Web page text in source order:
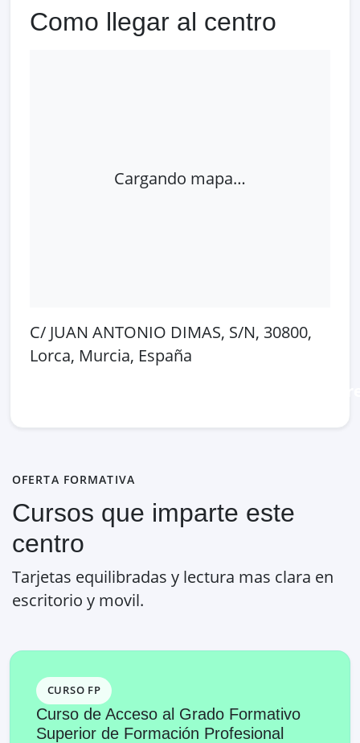
Como llegar al centro
Cargando mapa…
C/ JUAN ANTONIO DIMAS, S/N, 30800,
Lorca, Murcia, España
OFERTA FORMATIVA
Cursos que imparte este
centro
Tarjetas equilibradas y lectura mas clara en
escritorio y movil.
CURSO FP
Curso de Acceso al Grado Formativo
Superior de Formación Profesional